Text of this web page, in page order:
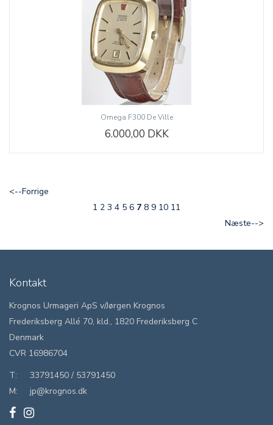
Omega F300 De Ville
6.000,00 DKK
<--Forrige
1 2 3 4 5 6 7 8 9 10 11
Næste-->
Kontakt
Krognos Urmageri ApS v/Jørgen Krognos
Frederiksberg Allé 70, kld., 1820 Frederiksberg C
Denmark
CVR 16986704
T:
33791450 / 53791450
M:
jp@krognos.dk